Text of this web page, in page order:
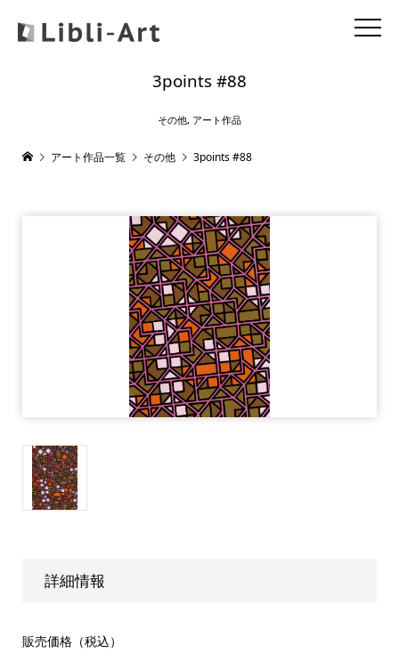
3points #88
その他, アート作品
アート作品一覧 その他 3points #88
詳細情報
販売価格（税込）